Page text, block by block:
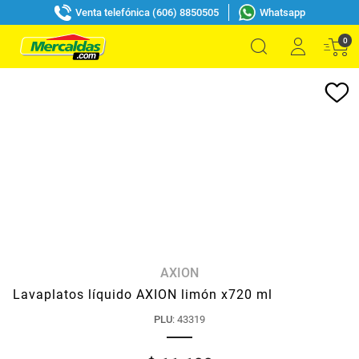
Venta telefónica (606) 8850505 Whatsapp
0
AXION
Lavaplatos líquido AXION limón x720 ml
PLU: 43319